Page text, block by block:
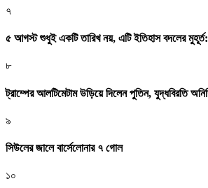
৭
৫ আগস্ট শুধুই একটি তারিখ নয়, এটি ইতিহাস বদলের
৮
ট্রাম্পের আলটিমেটাম উড়িয়ে দিলেন পুতিন, যুদ্ধবিরতি
৯
সিউলের জালে বার্সেলোনার ৭ গোল
১০